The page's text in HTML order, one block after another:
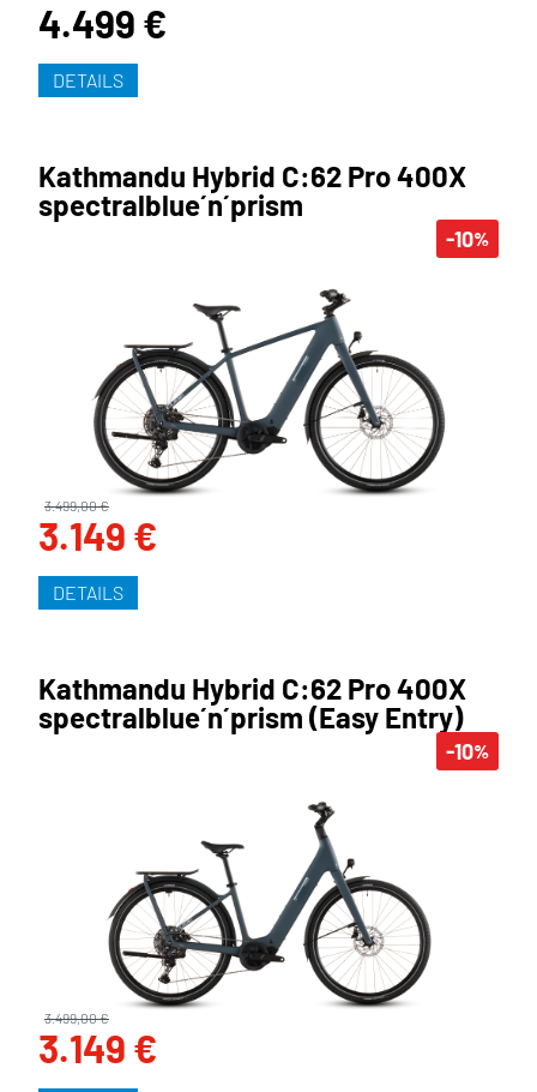
4.499 €
DETAILS
-10%
Kathmandu Hybrid C:62 Pro 400X
spectralblue´n´prism
3.149 €
3.499,00 €
DETAILS
-10%
Kathmandu Hybrid C:62 Pro 400X
spectralblue´n´prism (Easy Entry)
3.149 €
3.499,00 €